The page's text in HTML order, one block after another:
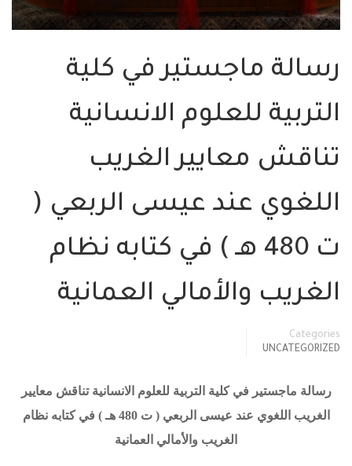
رسالة ماجستير في كلية
التربية للعلوم الانسانية
تناقش معايير الغريب
اللغوي عند عيسى الربعي (
ت 480 هـ ) في كتابه نظام
الغريب والأمالي العمانية
Categories
UNCATEGORIZED
رسالة ماجستير في كلية التربية للعلوم الانسانية تناقش معايير
الغريب اللغوي عند عيسى الربعي ( ت 480 هـ ) في كتابه نظام
الغريب والأمالي العمانية